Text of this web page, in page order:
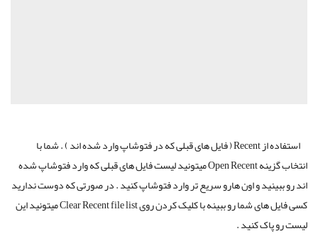
استفاده از Recent ( فایل های قبلی که در فتوشاپ وارد شده اند ) . شما با
انتخاب گزینه Open Recent میتونید لیست فایل های قبلی که وارد فتوشاپ شده
اند رو ببینید و اون هارو سریع تر وارد فتوشاپ کنید . در صورتی که دوست ندارید
کسی فایل های شما رو ببینه با کلیک کردن روی Clear Recent file list میتونید این
لیست رو پاک کنید .